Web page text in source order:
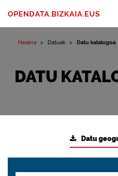
OPENDATA.BIZKAIA.EUS
Hasiera Datuak Datu katalogoa
DATU
Datu